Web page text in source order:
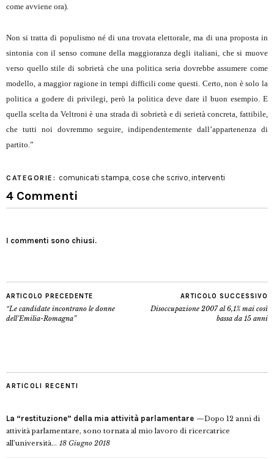
come avviene ora).
Non si tratta di populismo né di una trovata elettorale, ma di una proposta in
sintonia con il senso comune della maggioranza degli italiani, che si muove
verso quello stile di sobrietà che una politica seria dovrebbe assumere come
modello, a maggior ragione in tempi difficili come questi. Certo, non è solo la
politica a godere di privilegi, però la politica deve dare il buon esempio. E
quella scelta da Veltroni è una strada di sobrietà e di serietà concreta, fattibile,
che tutti noi dovremmo seguire, indipendentemente dall’appartenenza di
partito.”
CATEGORIE: comunicati stampa, cose che scrivo, interventi
4 Commenti
I commenti sono chiusi.
ARTICOLO PRECEDENTE
“Le candidate incontrano le donne
dell’Emilia-Romagna”
ARTICOLO SUCCESSIVO
Disoccupazione 2007 al 6,1% mai così
bassa da 15 anni
ARTICOLI RECENTI
La “restituzione” della mia attività parlamentare
Dopo 12 anni di
attività parlamentare, sono tornata al mio lavoro di ricercatrice
all’università... 18 Giugno 2018